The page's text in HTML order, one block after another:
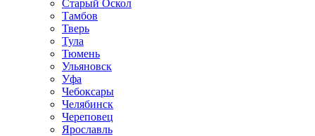
Старый Оскол
Тамбов
Тверь
Тула
Тюмень
Ульяновск
Уфа
Чебоксары
Челябинск
Череповец
Ярославль